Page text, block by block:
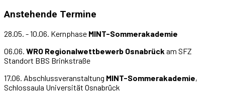
Anstehende Termine
28.05. - 10.06. Kernphase MINT-Sommerakademie
06.06. WRO Regionalwettbewerb Osnabrück am SFZ
Standort BBS Brinkstraße
17.06. Abschlussveranstaltung MINT-Sommerakademie,
Schlossaula Universität Osnabrück